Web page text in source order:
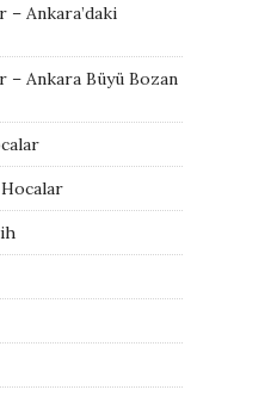
– Ankara’daki
– Ankara Büyü Bozan